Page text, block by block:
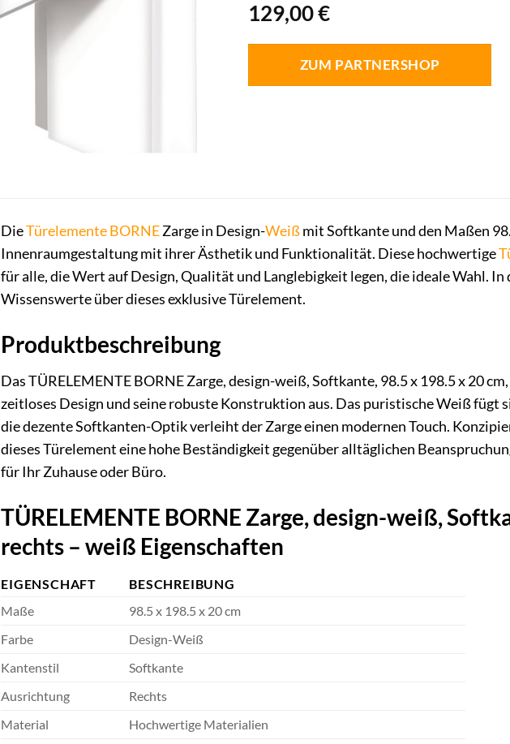
129,00€
ZUM PARTNERSHOP
DieTürelemente BORNEZarge in Design-Weißmit Softkante und den Maßen
Innenraumgestaltung mit ihrer Ästhetik und Funktionalität. Diese hochwertige
für alle, die Wert auf Design, Qualität und Langlebigkeit legen, die ideale Wahl.
Wissenswerte über dieses exklusive Türelement.
Produktbeschreibung
Das TÜRELEMENTE BORNE Zarge, design-weiß, Softkante, 98.5 x 198.5 x 20
zeitloses Design und seine robuste Konstruktion aus. Das puristische Weiß fügt
die dezente Softkanten-Optik verleiht der Zarge einen modernen Touch.
dieses Türelement eine hohe Beständigkeit gegenüber alltäglichen
für Ihr Zuhause oder Büro.
TÜRELEMENTE BORNE Zarge, design-weiß,
rechts – weiß Eigenschaften
EIGENSCHAFT
BESCHREIBUNG
Maße
98.5 x 198.5 x 20 cm
Farbe
Design-Weiß
Kantenstil
Softkante
Ausrichtung
Rechts
Material
Hochwertige Materialien